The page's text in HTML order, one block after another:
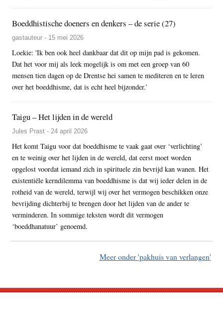
Boeddhistische doeners en denkers – de serie (27)
gastauteur - 15 mei 2026
Loekie: 'Ik ben ook heel dankbaar dat dit op mijn pad is gekomen.
Dat het voor mij als leek mogelijk is om met een groep van 60
mensen tien dagen op de Drentse hei samen te mediteren en te leren
over het boeddhisme, dat is echt heel bijzonder.’
Taigu – Het lijden in de wereld
Jules Prast - 24 april 2026
Het komt Taigu voor dat boeddhisme te vaak gaat over ‘verlichting’
en te weinig over het lijden in de wereld, dat eerst moet worden
opgelost voordat iemand zich in spirituele zin bevrijd kan wanen. Het
existentiële kerndilemma van boeddhisme is dat wij ieder delen in de
rotheid van de wereld, terwijl wij over het vermogen beschikken onze
bevrijding dichterbij te brengen door het lijden van de ander te
verminderen. In sommige teksten wordt dit vermogen
‘boeddhanatuur’ genoemd.
Meer onder 'pakhuis van verlangen'